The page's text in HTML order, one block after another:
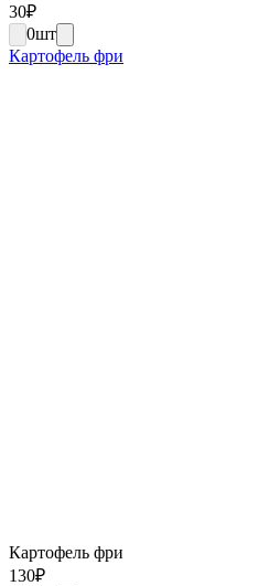
30₽
0шт
Картофель фри
Картофель фри
130₽